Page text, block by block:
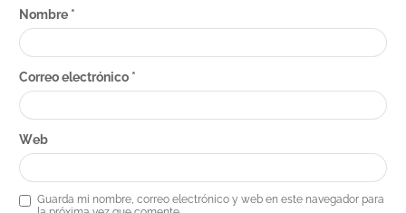
Nombre *
Correo electrónico *
Web
Guarda mi nombre, correo electrónico y web en este navegador para